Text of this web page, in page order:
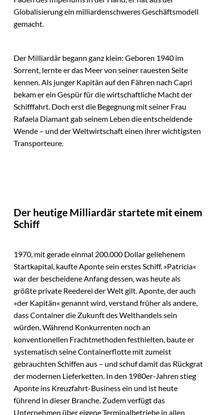
Globalisierung ein milliardenschweres Geschäftsmodell
gemacht.
Der Milliardär begann ganz klein: Geboren 1940 im
Sorrent, lernte er das Meer von seiner rauesten Seite
kennen. Als junger Kapitän auf den Fähren nach Capri
bekam er ein Gespür für die wirtschaftliche Macht der
Schifffahrt. Doch erst die Begegnung mit seiner Frau
Rafaela Diamant gab seinem Leben die entscheidende
Wende – und der Weltwirtschaft einen ihrer wichtigsten
Transporteure.
Der heutige Milliardär startete mit einem
Schiff
1970, mit gerade einmal 200.000 Dollar geliehenem
Startkapital, kaufte Aponte sein erstes Schiff. »Patricia«
war der bescheidene Anfang dessen, was heute als
größte private Reederei der Welt gilt. Aponte, der auch
»der Kapitän« genannt wird, verstand früher als andere,
dass Container die Zukunft des Welthandels sein
würden. Während Konkurrenten noch an
konventionellen Frachtmethoden festhielten, baute er
systematisch seine Containerflotte mit zumeist
gebrauchten Schiffen aus – und schuf damit das Rückgrat
der modernen Lieferketten. In den 1980er-Jahren stieg
Aponte ins Kreuzfahrt-Business ein und ist heute
führend in dieser Branche. Zudem verfügt das
Unternehmen über eigene Terminalbetriebe in allen